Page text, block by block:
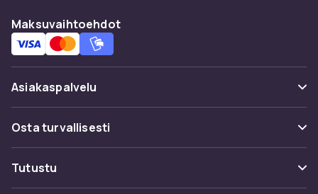
Maksuvaihtoehdot
Asiakaspalvelu
Usein kysyttyä (UKK)
Seuraa pakettia
Osta turvallisesti
Maksuvaihtoehdot
Toimitus
Tutustu